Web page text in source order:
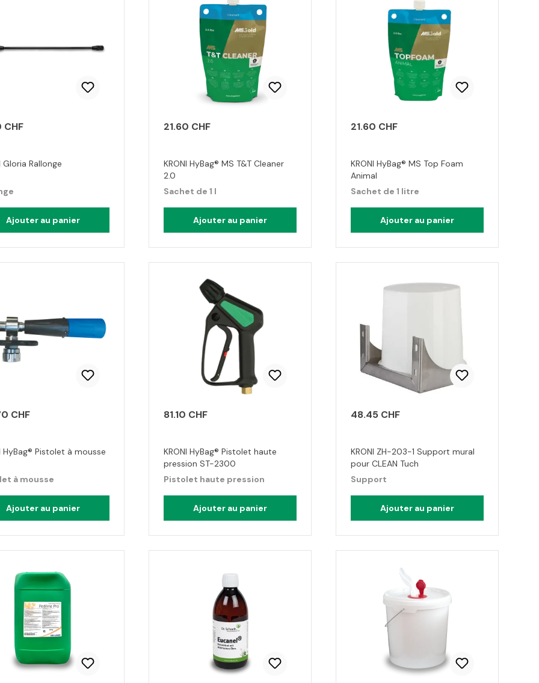
CHF
Gloria Rallonge
Ajouter au panier
21.60 CHF
KRONI HyBag® MS T&T Cleaner
2.0
Sachet de 1 l
Ajouter au panier
21.60 CHF
KRONI HyBag® MS Top Foam
Animal
Sachet de 1 litre
Ajouter au panier
CHF
HyBag® Pistolet à mousse
à mousse
Ajouter au panier
81.10 CHF
KRONI HyBag® Pistolet haute
pression ST-2300
Pistolet haute pression
Ajouter au panier
48.45 CHF
KRONI ZH-203-1 Support mural
pour CLEAN Tuch
Support
Ajouter au panier